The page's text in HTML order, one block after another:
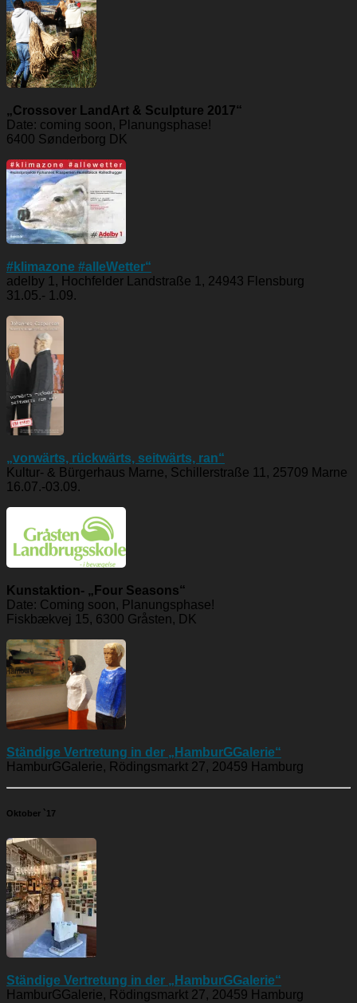
„Crossover LandArt & Sculpture 2017“
Date: coming soon, Planungsphase!
6400 Sønderborg DK
#klimazone #alleWetter“
adelby 1, Hochfelder Landstraße 1, 24943 Flensburg
31.05.- 1.09.
„vorwärts, rückwärts, seitwärts, ran“
Kultur- & Bürgerhaus Marne, Schillerstraße 11, 25709 Marne
16.07.-03.09.
Kunstaktion- „Four Seasons“
Date: Coming soon, Planungsphase!
Fiskbækvej 15, 6300 Gråsten, DK
Ständige Vertretung in der „HamburGGalerie“
HamburGGalerie, Rödingsmarkt 27, 20459 Hamburg
Oktober `17
Ständige Vertretung in der „HamburGGalerie“
HamburGGalerie, Rödingsmarkt 27, 20459 Hamburg